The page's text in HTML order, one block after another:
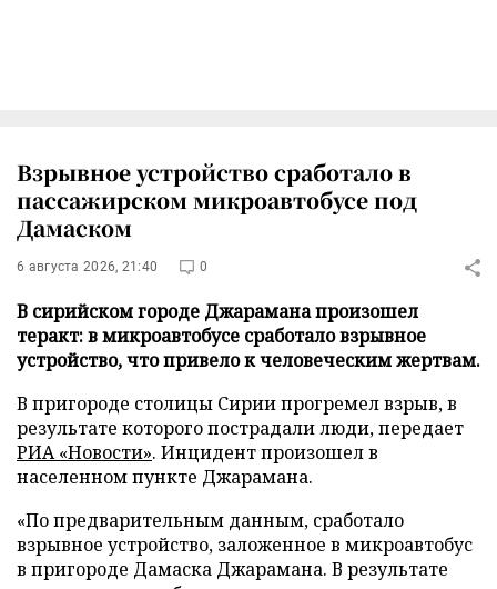
Взрывное устройство сработало в
пассажирском микроавтобусе под
Дамаском
6 августа 2026, 21:40 0
В сирийском городе Джарамана произошел
теракт: в микроавтобусе сработало взрывное
устройство, что привело к человеческим жертвам.
В пригороде столицы Сирии прогремел взрыв, в
результате которого пострадали люди, передает
РИА «Новости». Инцидент произошел в
населенном пункте Джарамана.
«По предварительным данным, сработало
взрывное устройство, заложенное в микроавтобус
в пригороде Дамаска Джарамана. В результате